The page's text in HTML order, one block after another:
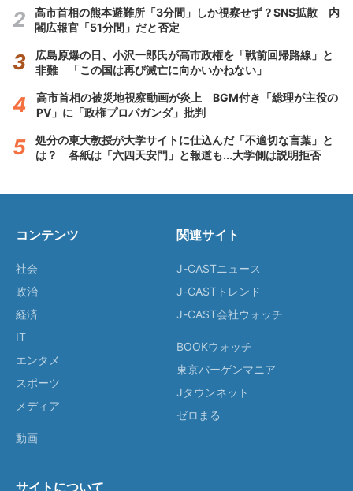
高市首相の熊本避難所「3分間」しか視察せず？SNS拡散 内
閣広報官「51分間」だと否定
広島原爆の日、小沢一郎氏が高市政権を「戦前回帰路線」と
非難 「この国は再び滅亡に向かいかねない」
高市首相の被災地視察動画が炎上 BGM付き「総理が主役の
PV」に「政権プロパガンダ」批判
処分の東大教授が大学サイトに仕込んだ「不適切な言葉」と
は？ 各紙は「六四天安門」と報道も...大学側は説明拒否
コンテンツ
社会
政治
経済
IT
エンタメ
スポーツ
メディア
動画
関連サイト
J-CASTニュース
J-CASTトレンド
J-CAST会社ウォッチ
BOOKウォッチ
東京バーゲンマニア
Jタウンネット
ゼロまる
サイトについて